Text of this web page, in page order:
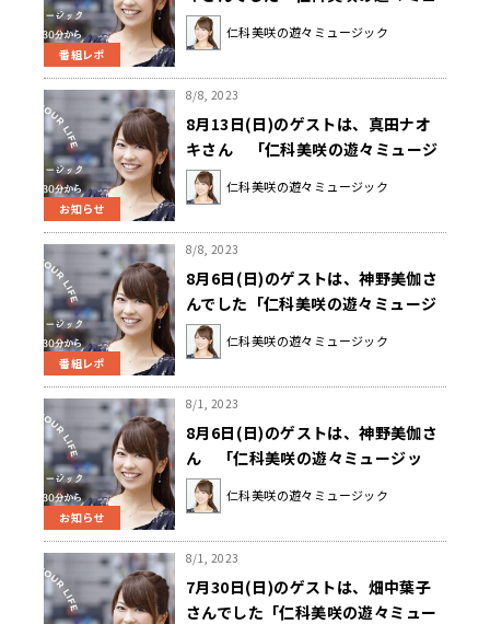
番組レポ
ージック」
仁科美咲の遊々ミュージック
お知らせ
8/8, 2023
8月13日(日)のゲストは、真田ナオ
キさん 「仁科美咲の遊々ミュージ
ック」
仁科美咲の遊々ミュージック
番組レポ
8/8, 2023
8月6日(日)のゲストは、神野美伽さ
んでした「仁科美咲の遊々ミュージ
ック」
仁科美咲の遊々ミュージック
お知らせ
8/1, 2023
8月6日(日)のゲストは、神野美伽さ
ん 「仁科美咲の遊々ミュージッ
ク」
仁科美咲の遊々ミュージック
8/1, 2023
7月30日(日)のゲストは、畑中葉子
さんでした「仁科美咲の遊々ミュー